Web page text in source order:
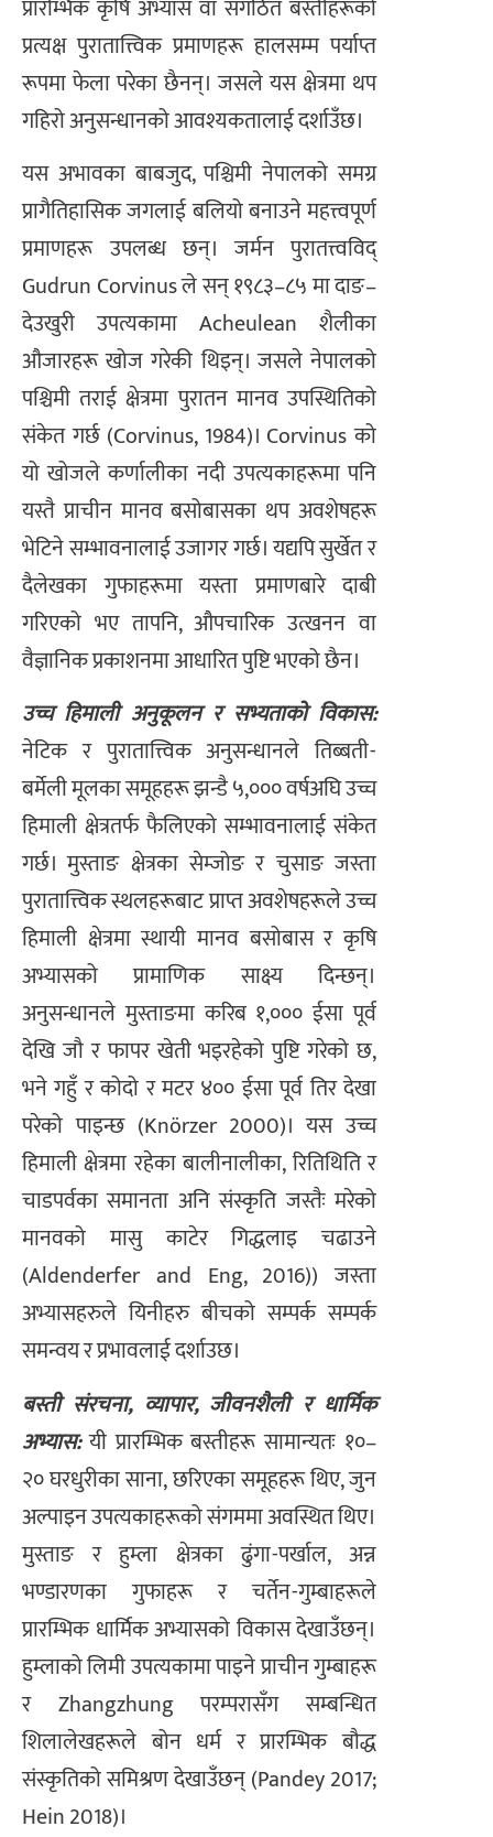
प्रारम्भिक कृषि अभ्यास वा संगठित बस्तीहरूको
प्रत्यक्ष पुरातात्त्विक प्रमाणहरू हालसम्म पर्याप्त
रूपमा फेला परेका छैनन्। जसले यस क्षेत्रमा थप
गहिरो अनुसन्धानको आवश्यकतालाई दर्शाउँछ।
यस अभावका बाबजुद, पश्चिमी नेपालको समग्र
प्रागैतिहासिक जगलाई बलियो बनाउने महत्त्वपूर्ण
प्रमाणहरू उपलब्ध छन्। जर्मन पुरातत्त्वविद्
Gudrun Corvinus ले सन् १९८३–८५ मा दाङ–
देउखुरी उपत्यकामा Acheulean शैलीका
औजारहरू खोज गरेकी थिइन्। जसले नेपालको
पश्चिमी तराई क्षेत्रमा पुरातन मानव उपस्थितिको
संकेत गर्छ (Corvinus, 1984)। Corvinus को
यो खोजले कर्णालीका नदी उपत्यकाहरूमा पनि
यस्तै प्राचीन मानव बसोबासका थप अवशेषहरू
भेटिने सम्भावनालाई उजागर गर्छ। यद्यपि सुर्खेत र
दैलेखका गुफाहरूमा यस्ता प्रमाणबारे दाबी
गरिएको भए तापनि, औपचारिक उत्खनन वा
वैज्ञानिक प्रकाशनमा आधारित पुष्टि भएको छैन।
उच्च हिमाली अनुकूलन र सभ्यताको विकास:
नेटिक र पुरातात्त्विक अनुसन्धानले तिब्बती-
बर्मेली मूलका समूहहरू झन्डै ५,००० वर्षअघि उच्च
हिमाली क्षेत्रतर्फ फैलिएको सम्भावनालाई संकेत
गर्छ। मुस्ताङ क्षेत्रका सेम्जोङ र चुसाङ जस्ता
पुरातात्त्विक स्थलहरूबाट प्राप्त अवशेषहरूले उच्च
हिमाली क्षेत्रमा स्थायी मानव बसोबास र कृषि
अभ्यासको प्रामाणिक साक्ष्य दिन्छन्।
अनुसन्धानले मुस्ताङमा करिब १,००० ईसा पूर्व
देखि जौ र फापर खेती भइरहेको पुष्टि गरेको छ,
भने गहुँ र कोदो र मटर ४०० ईसा पूर्व तिर देखा
परेको पाइन्छ (Knörzer 2000)। यस उच्च
हिमाली क्षेत्रमा रहेका बालीनालीका, रितिथिति र
चाडपर्वका समानता अनि संस्कृति जस्तैः मरेको
मानवको मासु काटेर गिद्धलाइ चढाउने
(Aldenderfer and Eng, 2016)) जस्ता
अभ्यासहरुले यिनीहरु बीचको सम्पर्क सम्पर्क
समन्वय र प्रभावलाई दर्शाउछ।
बस्ती संरचना, व्यापार, जीवनशैली र धार्मिक
अभ्यास:यी प्रारम्भिक बस्तीहरू सामान्यतः १०–
२० घरधुरीका साना, छरिएका समूहहरू थिए, जुन
अल्पाइन उपत्यकाहरूको संगममा अवस्थित थिए।
मुस्ताङ र हुम्ला क्षेत्रका ढुंगा-पर्खाल, अन्न
भण्डारणका गुफाहरू र चर्तेन-गुम्बाहरूले
प्रारम्भिक धार्मिक अभ्यासको विकास देखाउँछन्।
हुम्लाको लिमी उपत्यकामा पाइने प्राचीन गुम्बाहरू
र Zhangzhung परम्परासँग सम्बन्धित
शिलालेखहरूले बोन धर्म र प्रारम्भिक बौद्ध
संस्कृतिको समिश्रण देखाउँछन् (Pandey 2017;
Hein 2018)।